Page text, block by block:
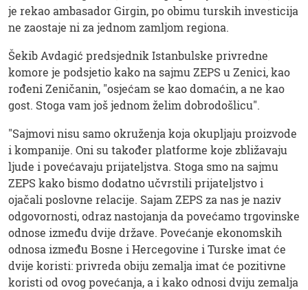
je rekao ambasador Girgin, po obimu turskih investicija
ne zaostaje ni za jednom zamljom regiona.
Šekib Avdagić predsjednik Istanbulske privredne
komore je podsjetio kako na sajmu ZEPS u Zenici, kao
rođeni Zeničanin, "osjećam se kao domaćin, a ne kao
gost. Stoga vam još jednom želim dobrodošlicu".
"Sajmovi nisu samo okruženja koja okupljaju proizvode
i kompanije. Oni su također platforme koje zbližavaju
ljude i povećavaju prijateljstva. Stoga smo na sajmu
ZEPS kako bismo dodatno učvrstili prijateljstvo i
ojačali poslovne relacije. Sajam ZEPS za nas je naziv
odgovornosti, odraz nastojanja da povećamo trgovinske
odnose između dvije države. Povećanje ekonomskih
odnosa između Bosne i Hercegovine i Turske imat će
dvije koristi: privreda obiju zemalja imat će pozitivne
koristi od ovog povećanja, a i kako odnosi dviju zemalja